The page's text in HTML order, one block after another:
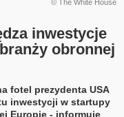
© The White House
inwestycje
obronnej
fotel prezydenta USA
inwestycji w startupy
Europie - informuje